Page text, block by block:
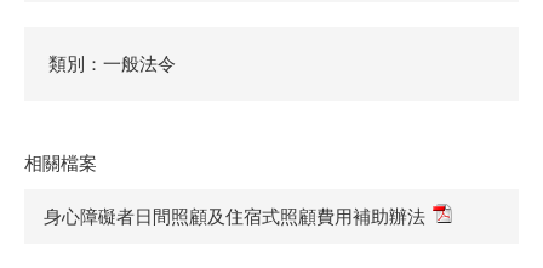
類別：一般法令
相關檔案
身心障礙者日間照顧及住宿式照顧費用補助辦法